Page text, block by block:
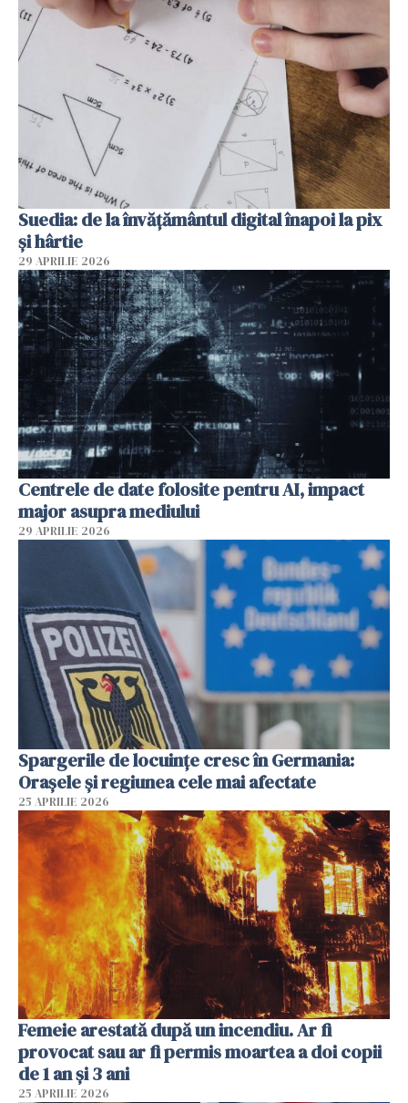
Suedia: de la învățământul digital înapoi la pix
și hârtie
29 APRILIE 2026
Centrele de date folosite pentru AI, impact
major asupra mediului
29 APRILIE 2026
Spargerile de locuințe cresc în Germania:
Orașele și regiunea cele mai afectate
25 APRILIE 2026
Femeie arestată după un incendiu. Ar fi
provocat sau ar fi permis moartea a doi copii
de 1 an și 3 ani
25 APRILIE 2026